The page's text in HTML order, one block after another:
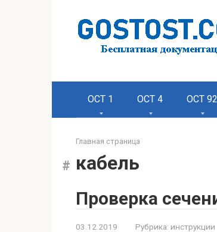
ОСТ 1 ОСТ 4 ОСТ 92
Главная страница
кабель
Проверка
03.12.2019 Рубрика: инструкции